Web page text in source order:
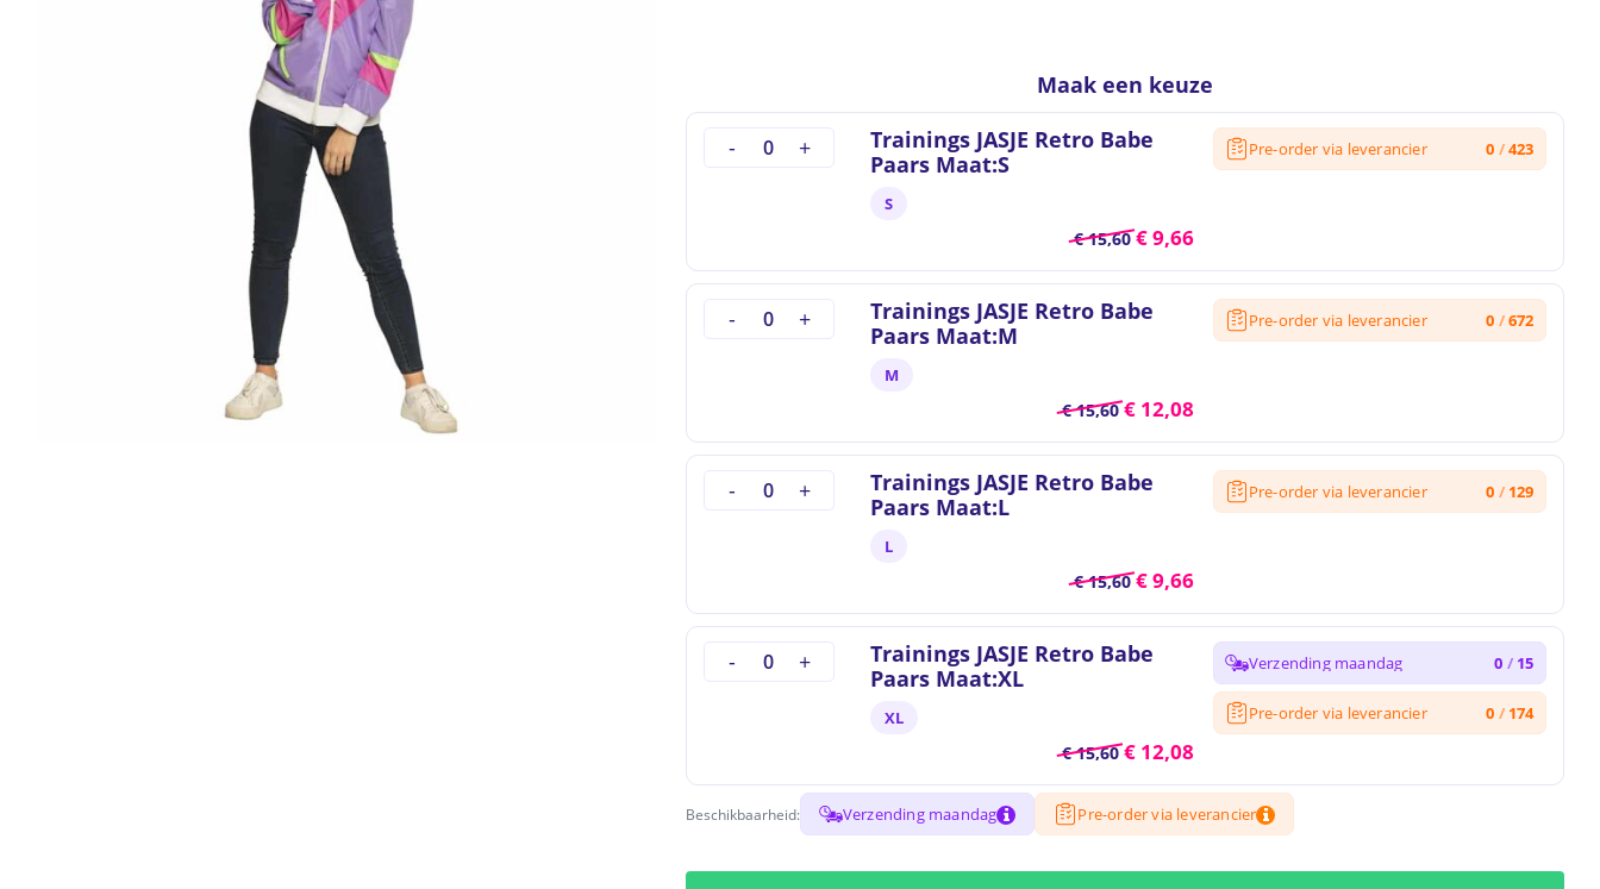
Hit enter to search or ESC to close
Maak een keuze
Trainings JASJE Retro Babe
Paars Maat:S
S
€15,60 €9,66
Pre-order via leverancier 0 /423
Trainings JASJE Retro Babe
Paars Maat:M
M
€15,60 € 12,08
Pre-order via leverancier 0 /672
Trainings JASJE Retro Babe
Paars Maat:L
L
€15,60 €9,66
Pre-order via leverancier 0 / 129
Trainings JASJE Retro Babe
Paars Maat:XL
XL
€15,60 € 12,08
Verzending maandag 0 / 15
Pre-order via leverancier 0 / 174
Beschikbaarheid: Verzending maandag Pre-order via leverancier